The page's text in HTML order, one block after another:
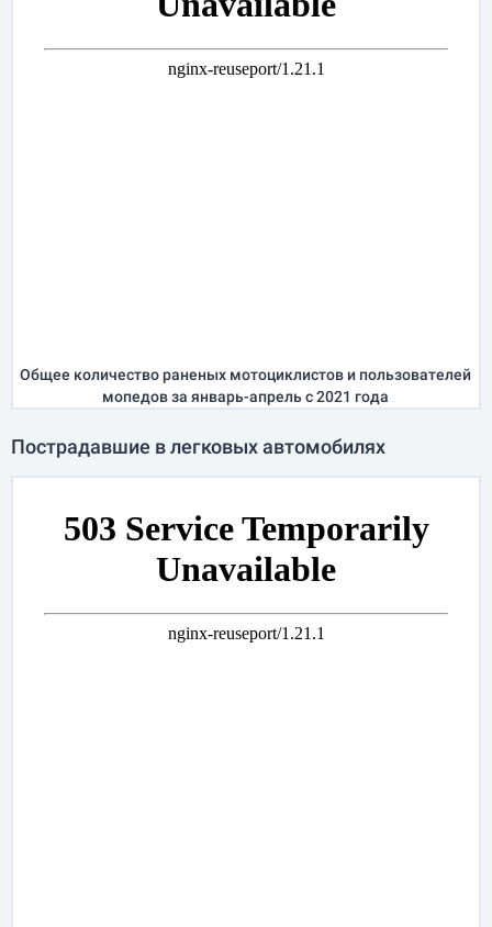
Общее количество раненых мотоциклистов и пользователей
мопедов заянварь-апрельс 2021 года
Пострадавшие в легковых автомобилях